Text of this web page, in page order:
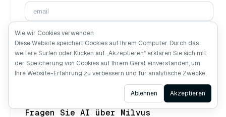
Folgen Sie uns
Fragen Sie AI über Milvus
Ask AI
Wie wir Cookies verwenden
Diese Website speichert Cookies auf Ihrem Computer. Durch das
weitere Surfen oder Klicken auf „Akzeptieren“ erklären Sie sich mit
der Speicherung von Cookies auf Ihrem Gerät einverstanden, um
Ihre Website-Erfahrung zu verbessern und für analytische Zwecke.
Ablehnen Akzeptieren